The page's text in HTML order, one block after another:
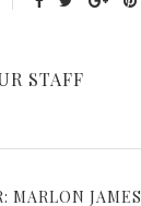
STAFF
MARLON JAMES